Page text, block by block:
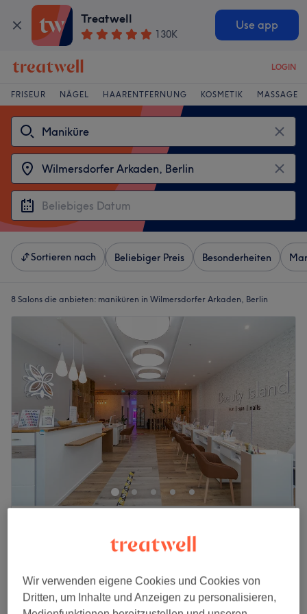
Treatwell
130K
Use app
LOGIN
FRISEUR NÄGEL HAARENTFERNUNG KOSMETIK MASSAGE
Sortieren nach Beliebiger Preis Besonderheiten
8 Salons die anbieten: maniküren in Wilmersdorfer Arkaden, Berlin
Beauty Island in den Wilmersdorfer Arcaden
Wilmersdorfer Arkaden, Berlin
Maniküre
15 Min.
ab
Wir verwenden eigene Cookies und Cookies von
Dritten, um Inhalte und Anzeigen zu personalisieren,